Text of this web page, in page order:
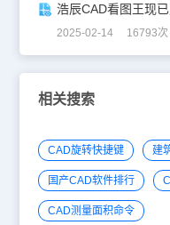
浩辰CAD看图王现
2025-02-14 16793次
相关搜索
CAD旋转快捷键 建
国产CAD软件排行
CAD测量面积命令